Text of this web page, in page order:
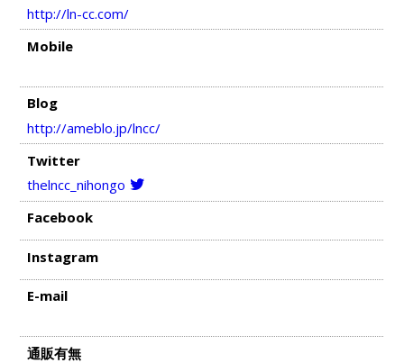
http://ln-cc.com/
Mobile
Blog
http://ameblo.jp/lncc/
Twitter
thelncc_nihongo
Facebook
Instagram
E-mail
通販有無